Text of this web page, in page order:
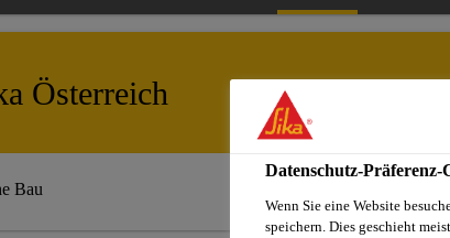
Österreich
Bau
Datenschutz-Präferenz-
Wenn Sie eine Website
speichern. Dies geschieht